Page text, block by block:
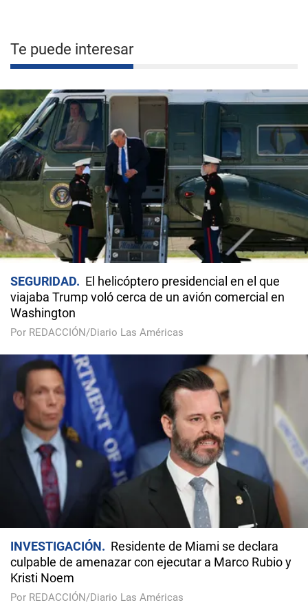
Te puede interesar
SEGURIDAD
El helicóptero presidencial en el que
viajaba Trump voló cerca de un avión comercial en
Washington
Por REDACCIÓN/Diario Las Américas
INVESTIGACIÓN
Residente de Miami se declara
culpable de amenazar con ejecutar a Marco Rubio y
Kristi Noem
Por REDACCIÓN/Diario Las Américas